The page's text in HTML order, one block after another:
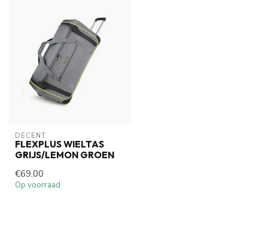
DECENT
FLEXPLUS WIELTAS
GRIJS/LEMON GROEN
€69,00
Op voorraad